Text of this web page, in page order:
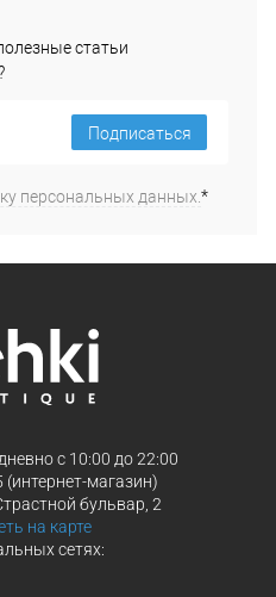
статьи
Подписаться
персональных данных.*
с 10:00 до 22:00
магазин)
бульвар, 2
на карте
сетях: